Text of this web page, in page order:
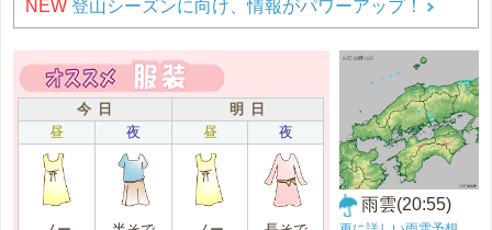
NEW 登山シーズンに向け、情報がパワーアップ！
今 日
明 日
昼
夜 昼 夜
雨雲(20:55)